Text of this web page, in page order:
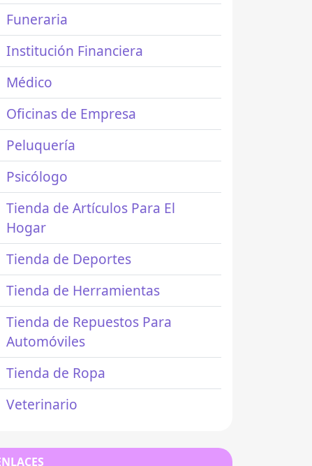
Funeraria
Institución Financiera
Médico
Oficinas de Empresa
Peluquería
Psicólogo
Tienda de Artículos Para El
Hogar
Tienda de Deportes
Tienda de Herramientas
Tienda de Repuestos Para
Automóviles
Tienda de Ropa
Veterinario